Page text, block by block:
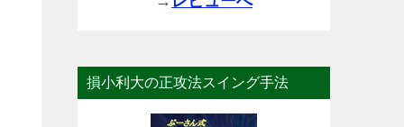
損小利大の正攻法スイング手法